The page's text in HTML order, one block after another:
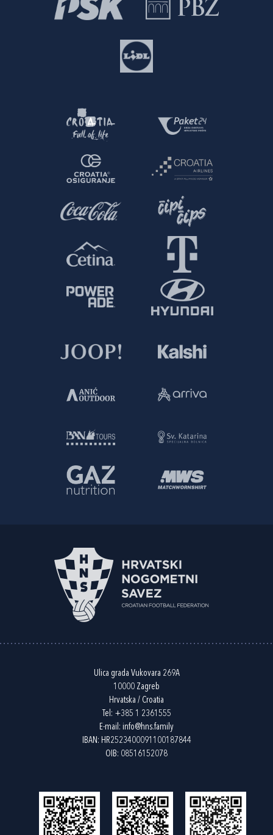
Ulica grada Vukovara 269A
10000 Zagreb
Hrvatska / Croatia
Tel: +385 1 2361555
E-mail: info@hns.family
IBAN: HR2523400091100187844
OIB: 08516152078